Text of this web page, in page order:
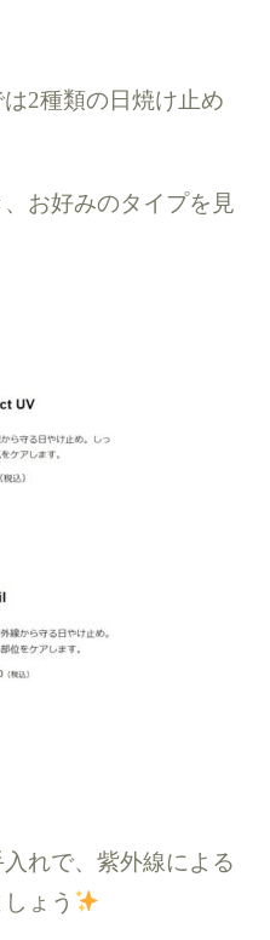
2種類の日焼け止め
お好みのタイプを見
れで、紫外線による
ょう